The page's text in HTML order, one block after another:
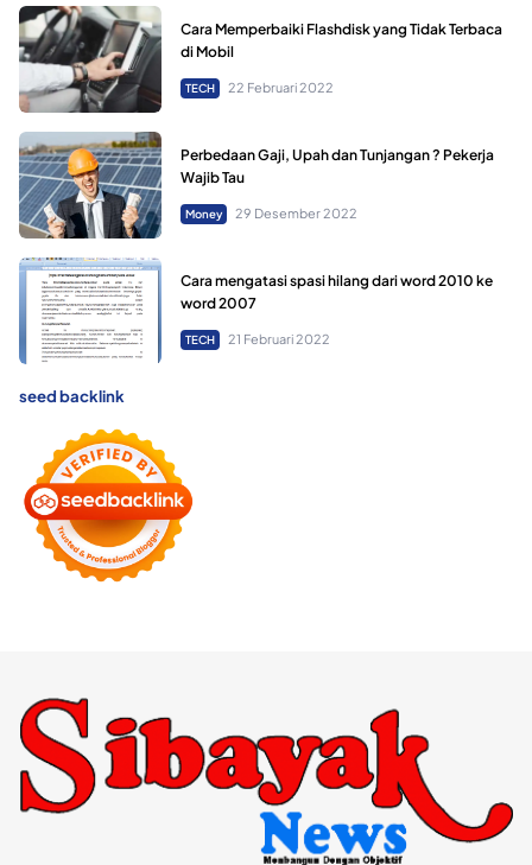
Cara Memperbaiki Flashdisk yang Tidak Terbaca
di Mobil
TECH 22 Februari 2022
Perbedaan Gaji, Upah dan Tunjangan ? Pekerja
Wajib Tau
Money 29 Desember 2022
Cara mengatasi spasi hilang dari word 2010 ke
word 2007
TECH 21 Februari 2022
seed backlink